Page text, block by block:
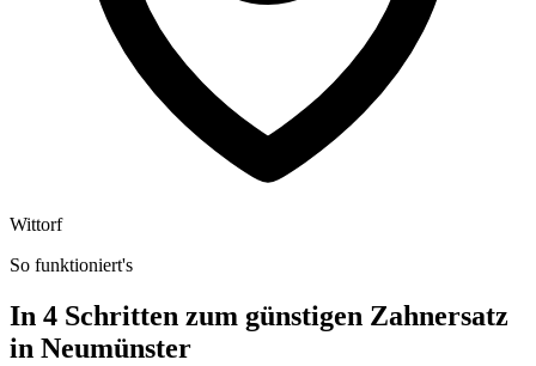
Wittorf
So funktioniert's
In 4 Schritten zum günstigen Zahnersatz
in Neumünster